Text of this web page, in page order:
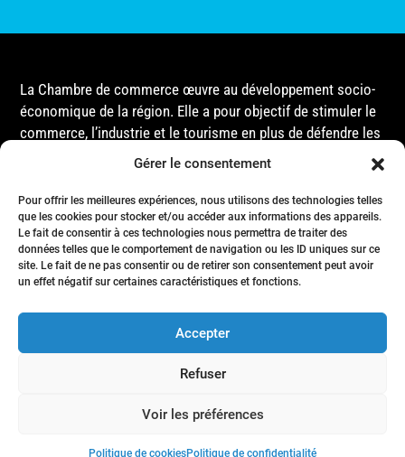
Gérer le consentement
Pour offrir les meilleures expériences, nous utilisons des technologies telles
que les cookies pour stocker et/ou accéder aux informations des appareils.
Le fait de consentir à ces technologies nous permettra de traiter des
données telles que le comportement de navigation ou les ID uniques sur ce
site. Le fait de ne pas consentir ou de retirer son consentement peut avoir
un effet négatif sur certaines caractéristiques et fonctions.
Accepter
Refuser
Voir les préférences
Politique de cookiesPolitique de confidentialité
La Chambre de commerce œuvre au développement socio-
économique de la région. Elle a pour objectif de stimuler le
commerce, l’industrie et le tourisme en plus de défendre les
intérêts de ses membres et de l’ensemble de la
gouvernementales, que ce soit au niveau municipal,
provincial ou fédéral.
Accueil
Membres
Nous joindre
- Tous droits réservés © Chambre de commerce de la région de Matane
- 2024